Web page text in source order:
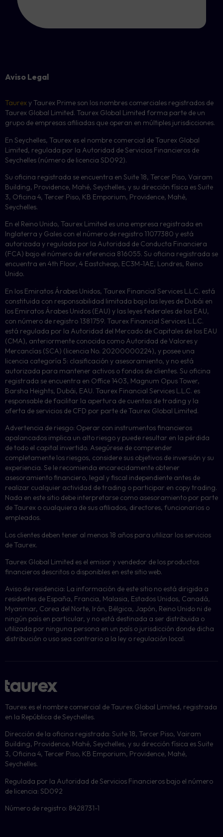
Aviso Legal
Taurexy Taurex Prime son los nombres comerciales registrados de
Taurex Global Limited. Taurex Global Limited forma parte de un
grupo de empresas afiliadas que operan en múltiples jurisdicciones.
En Seychelles, Taurex es el nombre comercial de Taurex Global
Limited, regulada por la Autoridad de Servicios Financieros de
Seychelles (número de licencia SD092).
Su oficina registrada se encuentra en Suite 18, Tercer Piso, Vairam
Building, Providence, Mahé, Seychelles, y su dirección física es Suite
3, Oficina 4, Tercer Piso, KB Emporium, Providence, Mahé,
Seychelles.
En el Reino Unido, Taurex Limited es una empresa registrada en
Inglaterra y Gales con el número de registro 11077380 y está
autorizada y regulada por la Autoridad de Conducta Financiera
(FCA) bajo el número de referencia 816055. Su oficina registrada se
encuentra en 4th Floor, 4 Eastcheap, EC3M-1AE, Londres, Reino
Unido.
En los Emiratos Árabes Unidos, Taurex Financial Services L.L.C. está
constituida con responsabilidad limitada bajo las leyes de Dubái en
los Emiratos Árabes Unidos (EAU) y las leyes federales de los EAU,
con número de registro 1381759. Taurex Financial Services L.L.C.
está regulada por la Autoridad del Mercado de Capitales de los EAU
(CMA), anteriormente conocida como Autoridad de Valores y
Mercancías (SCA) (licencia No. 20200000224), y posee una
licencia categoría 5: clasificación y asesoramiento, y no está
autorizada para mantener activos o fondos de clientes. Su oficina
registrada se encuentra en Office 1403, Magnum Opus Tower,
Barsha Heights, Dubái, EAU. Taurex Financial Services L.L.C. es
responsable de facilitar la apertura de cuentas de trading y la
oferta de servicios de CFD por parte de Taurex Global Limited.
Advertencia de riesgo: Operar con instrumentos financieros
apalancados implica un alto riesgo y puede resultar en la pérdida
de todo el capital invertido. Asegúrese de comprender
completamente los riesgos, considere sus objetivos de inversión y su
experiencia. Se le recomienda encarecidamente obtener
asesoramiento financiero, legal y fiscal independiente antes de
realizar cualquier actividad de trading o participar en copy trading.
Nada en este sitio debe interpretarse como asesoramiento por parte
de Taurex o cualquiera de sus afiliados, directores, funcionarios o
empleados.
Los clientes deben tener al menos 18 años para utilizar los servicios
de Taurex.
Taurex Global Limited es el emisor y vendedor de los productos
financieros descritos o disponibles en este sitio web.
Aviso de residencia: La información de este sitio no está dirigida a
residentes de España, Francia, Malasia, Estados Unidos, Canadá,
Myanmar, Corea del Norte, Irán, Bélgica, Japón, Reino Unido ni de
ningún país en particular, y no está destinada a ser distribuida o
utilizada por ninguna persona en un país o jurisdicción donde dicha
distribución o uso sea contrario a la ley o regulación local.
Taurex es el nombre comercial de Taurex Global Limited, registrada
en la República de Seychelles.
Dirección de la oficina registrada: Suite 18, Tercer Piso, Vairam
Building, Providence, Mahé, Seychelles, y su dirección física es Suite
3, Oficina 4, Tercer Piso, KB Emporium, Providence, Mahé,
Seychelles.
Regulada por la Autoridad de Servicios Financieros bajo el número
de licencia: SD092
Número de registro: 8428731-1